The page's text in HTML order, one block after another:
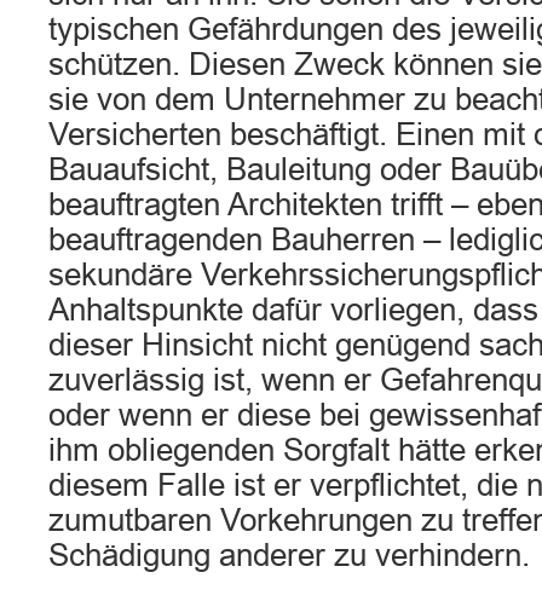
typischen Gefährdungen des
schützen. Diesen Zweck können
sie von dem Unternehmer zu
Versicherten beschäftigt. Einen mit
Bauaufsicht, Bauleitung oder
beauftragten Architekten trifft –
beauftragenden Bauherren –
sekundäre
Anhaltspunkte dafür vorliegen,
dieser Hinsicht nicht genügend
zuverlässig ist, wenn er
oder wenn er diese bei
ihm obliegenden Sorgfalt hätte
diesem Falle ist er verpflichtet, die
zumutbaren Vorkehrungen zu
Schädigung anderer zu verhindern.